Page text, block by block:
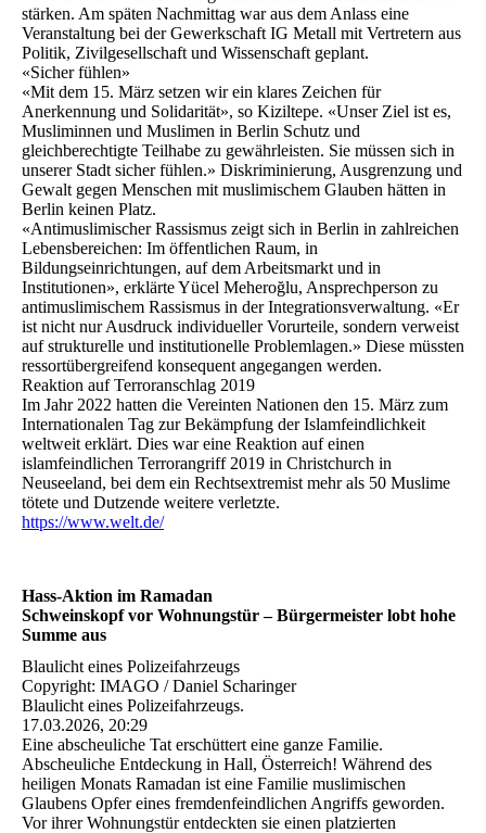
stärken. Am späten Nachmittag war aus dem Anlass eine
Veranstaltung bei der Gewerkschaft IG Metall mit Vertretern aus
Politik, Zivilgesellschaft und Wissenschaft geplant.
«Sicher fühlen»
«Mit dem 15. März setzen wir ein klares Zeichen für
Anerkennung und Solidarität», so Kiziltepe. «Unser Ziel ist es,
Musliminnen und Muslimen in Berlin Schutz und
gleichberechtigte Teilhabe zu gewährleisten. Sie müssen sich in
unserer Stadt sicher fühlen.» Diskriminierung, Ausgrenzung und
Gewalt gegen Menschen mit muslimischem Glauben hätten in
Berlin keinen Platz.
«Antimuslimischer Rassismus zeigt sich in Berlin in zahlreichen
Lebensbereichen: Im öffentlichen Raum, in
Bildungseinrichtungen, auf dem Arbeitsmarkt und in
Institutionen», erklärte Yücel Meheroğlu, Ansprechperson zu
antimuslimischem Rassismus in der Integrationsverwaltung. «Er
ist nicht nur Ausdruck individueller Vorurteile, sondern verweist
auf strukturelle und institutionelle Problemlagen.» Diese müssten
ressortübergreifend konsequent angegangen werden.
Reaktion auf Terroranschlag 2019
Im Jahr 2022 hatten die Vereinten Nationen den 15. März zum
Internationalen Tag zur Bekämpfung der Islamfeindlichkeit
weltweit erklärt. Dies war eine Reaktion auf einen
islamfeindlichen Terrorangriff 2019 in Christchurch in
Neuseeland, bei dem ein Rechtsextremist mehr als 50 Muslime
tötete und Dutzende weitere verletzte.
https://www.welt.de/
Hass-Aktion im Ramadan
Schweinskopf vor Wohnungstür – Bürgermeister lobt hohe
Summe aus
Blaulicht eines Polizeifahrzeugs
Copyright: IMAGO / Daniel Scharinger
Blaulicht eines Polizeifahrzeugs.
17.03.2026, 20:29
Eine abscheuliche Tat erschüttert eine ganze Familie.
Abscheuliche Entdeckung in Hall, Österreich! Während des
heiligen Monats Ramadan ist eine Familie muslimischen
Glaubens Opfer eines fremdenfeindlichen Angriffs geworden.
Vor ihrer Wohnungstür entdeckten sie einen platzierten